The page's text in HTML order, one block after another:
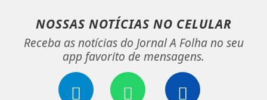
NOSSAS NOTÍCIAS NO CELULAR
Receba as notícias do Jornal A Folha no seu
app favorito de mensagens.